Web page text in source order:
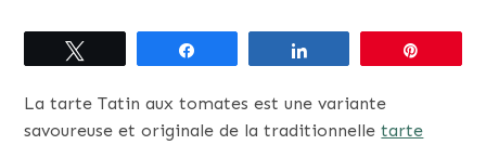
La tarte Tatin aux tomates est une variante
savoureuse et originale de la traditionnelletarte